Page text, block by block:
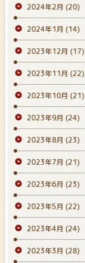
2024年2月 (20)
2024年1月 (14)
2023年12月 (17)
2023年11月 (22)
2023年10月 (21)
2023年9月 (24)
2023年8月 (23)
2023年7月 (21)
2023年6月 (23)
2023年5月 (22)
2023年4月 (24)
2023年3月 (28)